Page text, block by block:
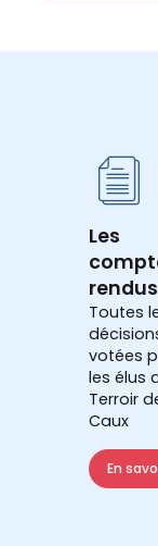
Les
rendus
Toutes
votées
les élus
Terroir
Caux
En